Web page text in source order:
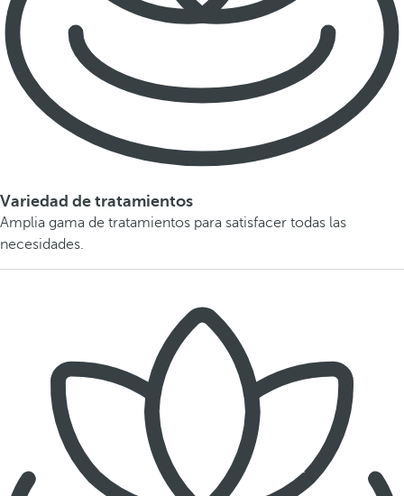
Variedad de tratamientos
Amplia gama de tratamientos para satisfacer todas las
necesidades.